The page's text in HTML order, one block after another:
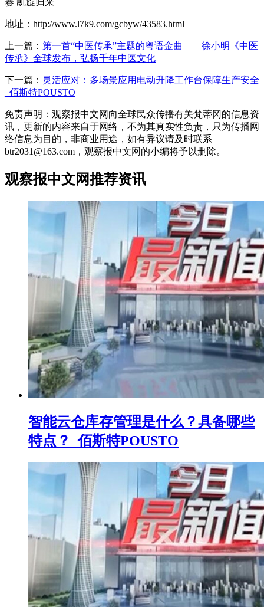
地址：http://www.l7k9.com/gcbyw/43583.html
上一篇： 第一首“中医传承”主题的粤语金曲——徐小明《中医
传承》全球发布，弘扬千年中医文化
下一篇： 灵活应对：多场景应用电动升降工作台保障生产安全
_佰斯特POUSTO
免责声明：观察报中文网向全球民众传播有关梵蒂冈的信息资
讯，更新的内容来自于网络，不为其真实性负责，只为传播网
络信息为目的，非商业用途，如有异议请及时联系
btr2031@163.com，观察报中文网的小编将予以删除。
观察报中文网推荐资讯
智能云仓库存管理是什么？具备哪些
特点？_佰斯特POUSTO